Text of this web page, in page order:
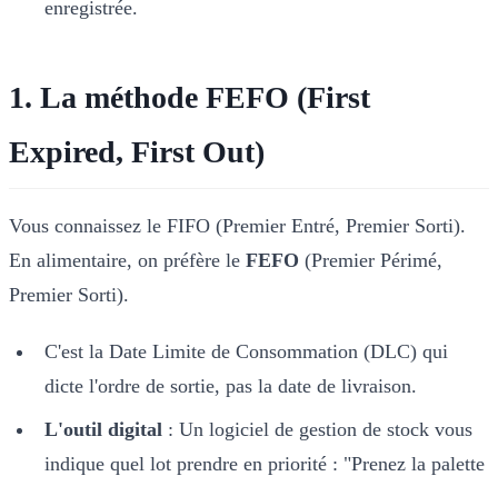
enregistrée.
1. La méthode FEFO (First
Expired, First Out)
Vous connaissez le FIFO (Premier Entré, Premier Sorti).
En alimentaire, on préfère le FEFO (Premier Périmé,
Premier Sorti).
C'est la Date Limite de Consommation (DLC) qui
dicte l'ordre de sortie, pas la date de livraison.
L'outil digital : Un logiciel de gestion de stock vous
indique quel lot prendre en priorité : "Prenez la palette